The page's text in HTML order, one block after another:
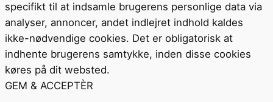
specifikt til at indsamle brugerens personlige data via
analyser, annoncer, andet indlejret indhold kaldes
ikke-nødvendige cookies. Det er obligatorisk at
indhente brugerens samtykke, inden disse cookies
køres på dit websted.
GEM & ACCEPTÈR